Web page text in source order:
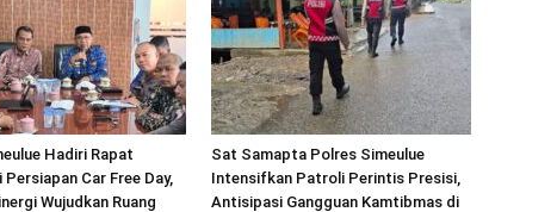
Hadiri Rapat
Car Free Day,
Wujudkan Ruang
Sat Samapta Polres Simeulue
Intensifkan Patroli Perintis Presisi,
Antisipasi Gangguan Kamtibmas di